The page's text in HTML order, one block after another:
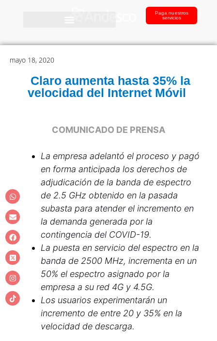
Paga nuestros
servicios
mayo 18, 2020
Claro aumenta hasta 35% la
velocidad del Internet Móvil
COMUNICADO DE PRENSA
La empresa adelantó el proceso y pagó
en forma anticipada los derechos de
adjudicación de la banda de espectro
de 2.5 GHz obtenido en la pasada
subasta para atender el incremento en
la demanda generada por la
contingencia del COVID-19.
La puesta en servicio del espectro en la
banda de 2500 MHz, incrementa en un
50% el espectro asignado por la
empresa a su red 4G y 4.5G.
Los usuarios experimentarán un
incremento de entre 20 y 35% en la
velocidad de descarga.